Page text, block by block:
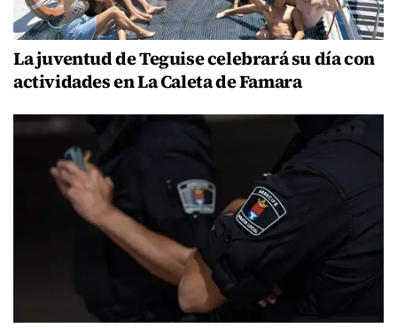
La juventud de Teguise celebrará su día con
actividades en La Caleta de Famara